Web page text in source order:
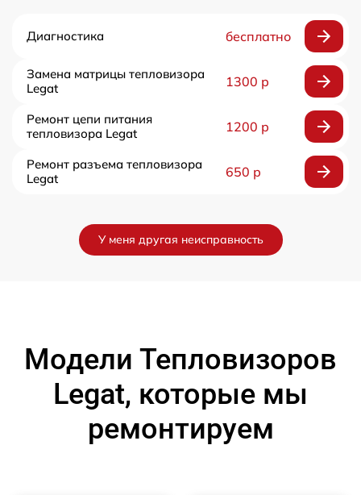
Диагностика бесплатно
Замена матрицы тепловизора
Legat
1300 р
Ремонт цепи питания
тепловизора Legat
1200 р
Ремонт разъема тепловизора
Legat
650 р
У меня другая неисправность
Модели Тепловизоров
Legat, которые мы
ремонтируем